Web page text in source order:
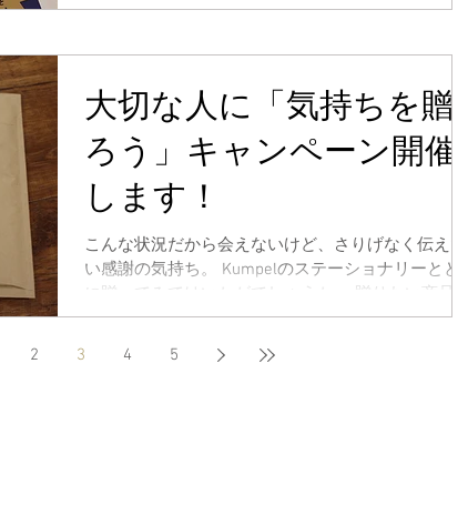
た「文房具屋さん大賞」では、有名文房具店11社か
として迎え、厳正に審査された製...
大切な人に「気持ちを贈
ろう」キャンペーン開催
します！
こんな状況だから会えないけど、さりげなく伝えた
い感謝の気持ち。 Kumpelのステーショナリーととも
に贈ってみてはいかがでしょうか。 贈りたい商品と
一緒に、『ありがとう』のメッセージが入った「き
もちきっぷ」を、Kumpel Web Store...
2 3 4 5